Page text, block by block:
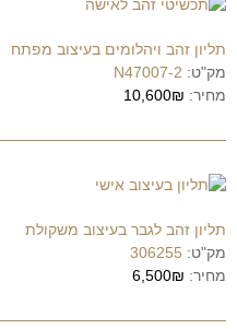
תליון זהב ויהלומים בעיצוב מפתח
מק"ט: N47007-2
מחיר: 10,600₪
תליון זהב לגבר בעיצוב משקולת
מק"ט: 306255
מחיר: 6,500₪